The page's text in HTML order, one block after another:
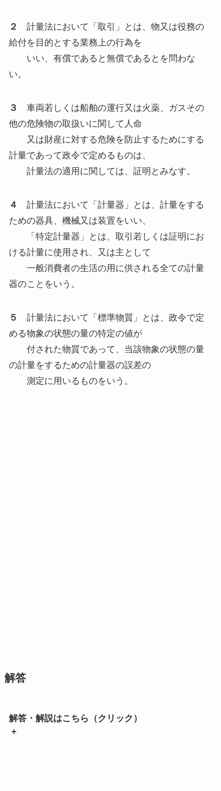
２
計量法において「取引」とは、物又は役務の
給付を目的とする業務上の行為を
いい、有償であると無償であるとを問わな
い。
３
車両若しくは船舶の運行又は火薬、ガスその
他の危険物の取扱いに関して人命
又は財産に対する危険を防止するためにする
計量であって政令で定めるものは、
計量法の適用に関しては、証明とみなす。
４
計量法において「計量器」とは、計量をする
ための器具、機械又は装置をいい、
「特定計量器」とは、取引若しくは証明にお
ける計量に使用され、又は主として
一般消費者の生活の用に供される全ての計量
器のことをいう。
５
計量法において「標準物質」とは、政令で定
める物象の状態の量の特定の値が
付された物質であって、当該物象の状態の量
の計量をするための計量器の誤差の
測定に用いるものをいう。
解答
解答・解説はこちら（クリック）
+